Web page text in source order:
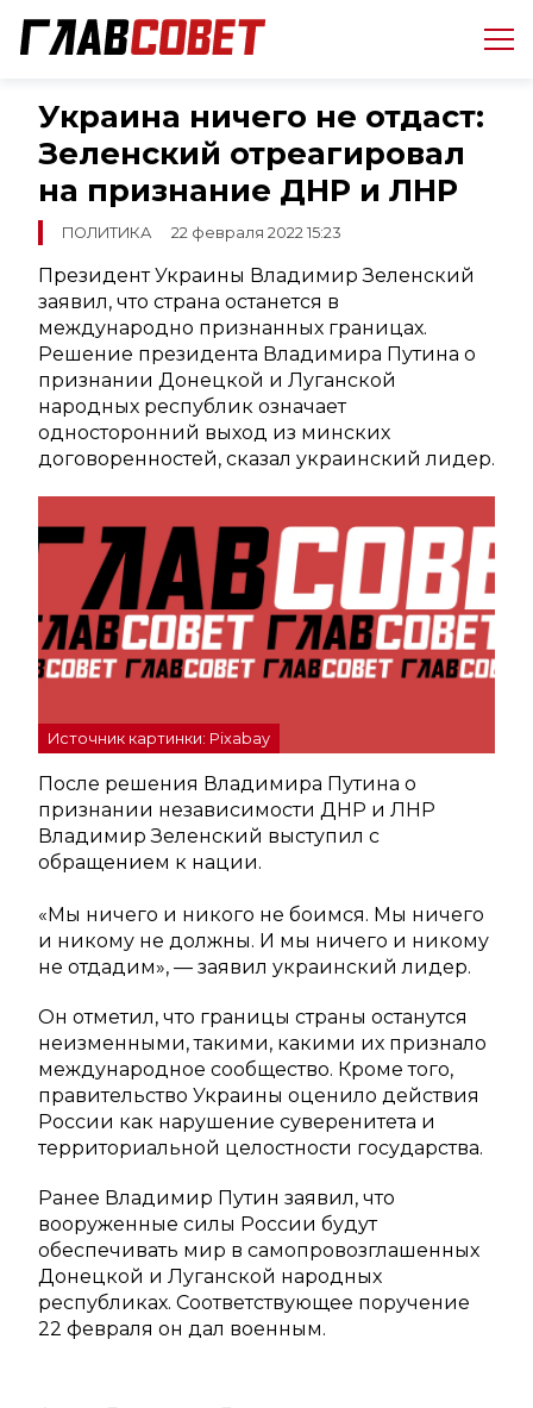
Украина ничего не отдаст:
Зеленский отреагировал
на признание ДНР и ЛНР
ПОЛИТИКА 22 февраля 2022 15:23
Президент Украины Владимир Зеленский
заявил, что страна останется в
международно признанных границах.
Решение президента Владимира Путина о
признании Донецкой и Луганской
народных республик означает
односторонний выход из минских
договоренностей, сказал украинский лидер.
Источник картинки: Pixabay
После решения Владимира Путина о
признании независимости ДНР и ЛНР
Владимир Зеленский выступил с
обращением к нации.
«Мы ничего и никого не боимся. Мы ничего
и никому не должны. И мы ничего и никому
не отдадим», — заявил украинский лидер.
Он отметил, что границы страны останутся
неизменными, такими, какими их признало
международное сообщество. Кроме того,
правительство Украины оценило действия
России как нарушение суверенитета и
территориальной целостности государства.
Ранее Владимир Путин заявил, что
вооруженные силы России будут
обеспечивать мир в самопровозглашенных
Донецкой и Луганской народных
республиках. Соответствующее поручение
22 февраля он дал военным.